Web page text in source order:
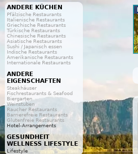
ANDERE KÜCHEN
Pfälzische Restaurants
Italienische Restaurants
Griechische Restaurants
Türkische Restaurants
Chinesische Restaurants
Asiatische Restaurants
Sushi / Japanisch essen
Indische Restaurants
Amerikanische Restaurants
Internationale Restaurants
ANDERE
EIGENSCHAFTEN
Steakhäuser
Fischrestaurants & Seafood
Biergarten
Weinstuben
Raucher Restaurants
Barrierefreie Restaurants
Glutenfreie Restaurants
Hotel-Arrangements
GESUNDHEIT
WELLNESS LIFESTYLE
Lifestyle